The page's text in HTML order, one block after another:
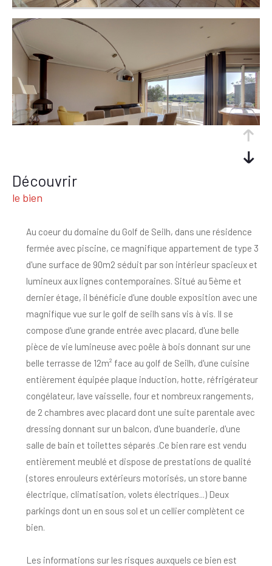
découvrir
le bien
Au coeur du domaine du Golf de Seilh, dans une résidence
fermée avec piscine, ce magnifique appartement de type 3
d'une surface de 90m2 séduit par son intérieur spacieux et
lumineux aux lignes contemporaines. Situé au 5ème et
dernier étage, il bénéficie d'une double exposition avec une
magnifique vue sur le golf de seilh sans vis à vis. Il se
compose d'une grande entrée avec placard, d'une belle
pièce de vie lumineuse avec poêle à bois donnant sur une
belle terrasse de 12m² face au golf de Seilh, d'une cuisine
entièrement équipée plaque induction, hotte, réfrigérateur
congélateur, lave vaisselle, four et nombreux rangements,
de 2 chambres avec placard dont une suite parentale avec
dressing donnant sur un balcon, d'une buanderie, d'une
salle de bain et toilettes séparés .Ce bien rare est vendu
entièrement meublé et dispose de prestations de qualité
(stores enrouleurs extérieurs motorisés, un store banne
électrique, climatisation, volets électriques...) Deux
parkings dont un en sous sol et un cellier complètent ce
bien.
Les informations sur les risques auxquels ce bien est